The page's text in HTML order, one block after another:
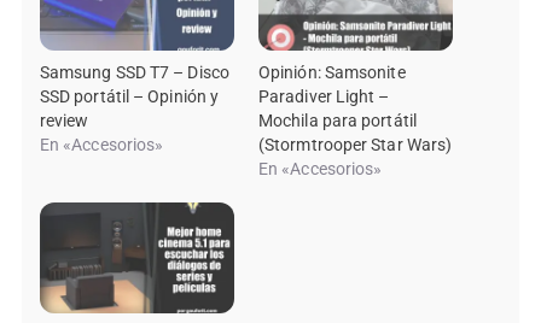
Samsung SSD T7 – Disco
SSD portátil – Opinión y
review
En «Accesorios»
Opinión: Samsonite
Paradiver Light –
Mochila para portátil
(Stormtrooper Star Wars)
En «Accesorios»